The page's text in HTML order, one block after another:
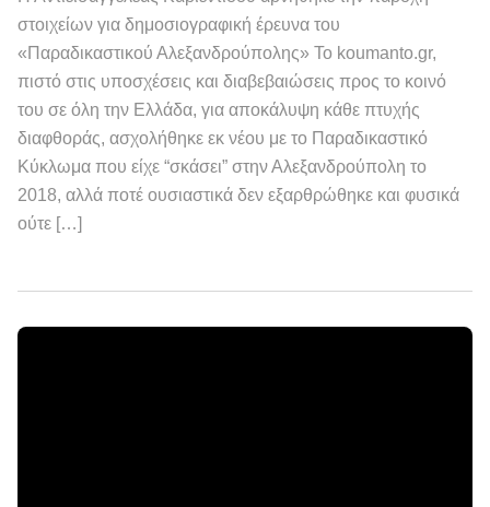
στοιχείων για δημοσιογραφική έρευνα του
«Παραδικαστικού Αλεξανδρούπολης» Το koumanto.gr,
πιστό στις υποσχέσεις και διαβεβαιώσεις προς το κοινό
του σε όλη την Ελλάδα, για αποκάλυψη κάθε πτυχής
διαφθοράς, ασχολήθηκε εκ νέου με το Παραδικαστικό
Κύκλωμα που είχε “σκάσει” στην Αλεξανδρούπολη το
2018, αλλά ποτέ ουσιαστικά δεν εξαρθρώθηκε και φυσικά
ούτε […]